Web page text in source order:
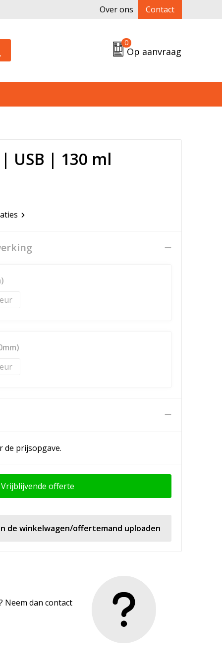
Over ons Contact
0
Op aanvraag
USB | 130 ml
de prijsopgave.
Vrijblijvende offerte
de winkelwagen/offertemand uploaden
Neem dan contact